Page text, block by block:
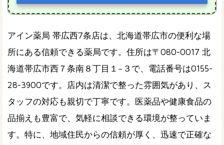
アイン薬局 帯広西7条店は、北海道帯広市の便利な場
所にある信頼できる薬局です。住所は〒080-0017 北
海道帯広市西７条南８丁目１−３で、電話番号は0155-
28-3900です。店内は清潔で整った雰囲気があり、ス
タッフの対応も親切で丁寧です。医薬品や健康食品の
品揃えも豊富で、気軽に相談できる環境が整っていま
す。特に、地域住民からの信頼が厚く、迅速で正確な